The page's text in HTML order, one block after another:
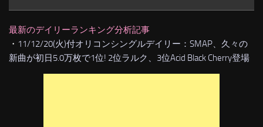
最新のデイリーランキング分析記事
・ 11/12/20(火)付オリコンシングルデイリー：SMAP、久々の
新曲が初日5.0万枚で1位! 2位ラルク、3位Acid Black Cherry登場